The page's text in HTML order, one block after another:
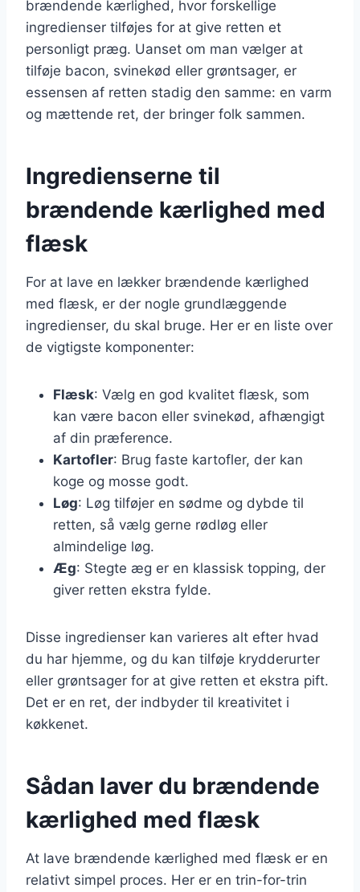
brændende kærlighed, hvor forskellige
ingredienser tilføjes for at give retten et
personligt præg. Uanset om man vælger at
tilføje bacon, svinekød eller grøntsager, er
essensen af retten stadig den samme: en varm
og mættende ret, der bringer folk sammen.
Ingredienserne til
brændende kærlighed med
flæsk
For at lave en lækker brændende kærlighed
med flæsk, er der nogle grundlæggende
ingredienser, du skal bruge. Her er en liste over
de vigtigste komponenter:
Flæsk: Vælg en god kvalitet flæsk, som
kan være bacon eller svinekød, afhængigt
af din præference.
Kartofler: Brug faste kartofler, der kan
koge og mosse godt.
Løg: Løg tilføjer en sødme og dybde til
retten, så vælg gerne rødløg eller
almindelige løg.
Æg: Stegte æg er en klassisk topping, der
giver retten ekstra fylde.
Disse ingredienser kan varieres alt efter hvad
du har hjemme, og du kan tilføje krydderurter
eller grøntsager for at give retten et ekstra pift.
Det er en ret, der indbyder til kreativitet i
køkkenet.
Sådan laver du brændende
kærlighed med flæsk
At lave brændende kærlighed med flæsk er en
relativt simpel proces. Her er en trin-for-trin